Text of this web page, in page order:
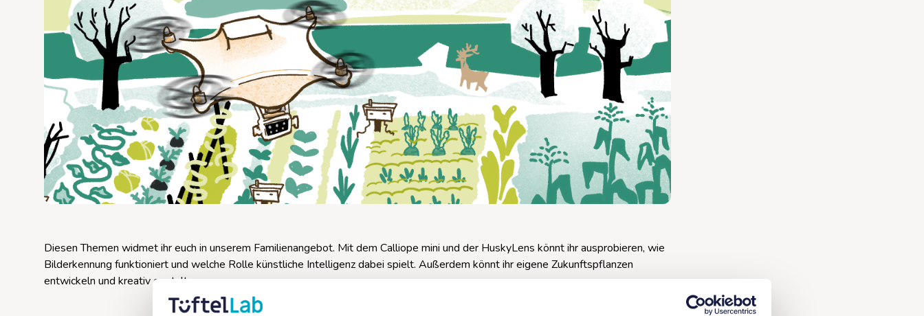
Diesen Themen widmet ihr euch in unserem Familienangebot. Mit dem Calliope mini und der HuskyLens könnt ihr ausprobieren, wie
Bilderkennung funktioniert und welche Rolle künstliche Intelligenz dabei spielt. Außerdem könnt ihr eigene Zukunftspflanzen
entwickeln und kreativ gestalten.